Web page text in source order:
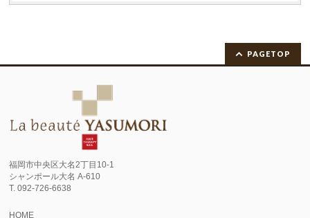
PAGETOP
福岡市中央区大名2丁目10-1
シャンポール大名 A-610
T. 092-726-6638
HOME